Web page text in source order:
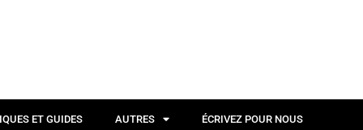
ET GUIDES AUTRES ÉCRIVEZ POUR NOUS